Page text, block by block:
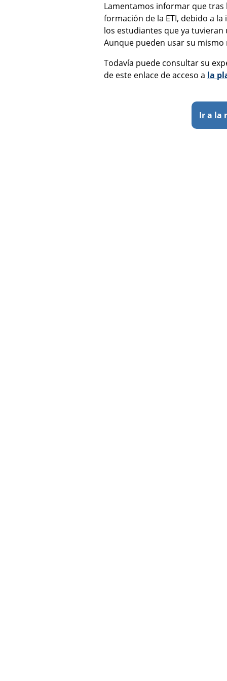
Lamentamos informar que
formación de la ETI, debido a
los estudiantes que ya
Aunque pueden usar su
Todavía puede consultar su
de este enlace de acceso a la
Ir a la